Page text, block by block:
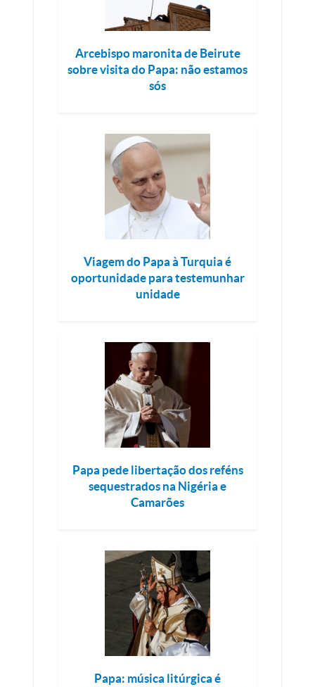
Arcebispo maronita de Beirute
sobre visita do Papa: não estamos
sós
Viagem do Papa à Turquia é
oportunidade para testemunhar
unidade
Papa pede libertação dos reféns
sequestrados na Nigéria e
Camarões
Papa: música litúrgica é